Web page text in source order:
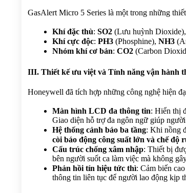
GasAlert Micro 5 Series là một trong những
Khí đặc thù: SO2 (Lưu huỳnh Dioxide),
Khí cực độc: PH3 (Phosphine), NH3
Nhóm khí cơ bản: CO2 (Carbon
III. Thiết kế ưu việt và Tính năng vận hành
Honeywell đã tích hợp những công nghệ hiện
Màn hình LCD đa thông tin: Hiển thị
Giao diện hỗ trợ đa ngôn ngữ giúp
Hệ thống cảnh báo ba tầng: Khi nồng
còi báo động công suất lớn và chế độ
Cấu trúc chống xâm nhập: Thiết bị
bên người suốt ca làm việc mà không
Phản hồi tín hiệu tức thì: Cảm biến
thông tin liên tục để người lao động kịp